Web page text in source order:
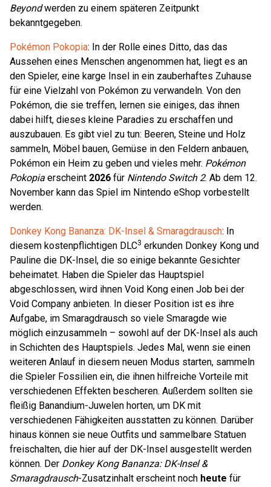
Beyondwerden zu einem späteren Zeitpunkt
bekanntgegeben.
Pokémon Pokopia: In der Rolle eines Ditto, das das
Aussehen eines Menschen angenommen hat, liegt es an
den Spieler, eine karge Insel in ein zauberhaftes Zuhause
für eine Vielzahl von Pokémon zu verwandeln. Von den
Pokémon, die sie treffen, lernen sie einiges, das ihnen
dabei hilft, dieses kleine Paradies zu erschaffen und
auszubauen. Es gibt viel zu tun: Beeren, Steine und Holz
sammeln, Möbel bauen, Gemüse in den Feldern anbauen,
Pokémon ein Heim zu geben und vieles mehr. Pokémon
Pokopia erscheint 2026 für Nintendo Switch 2. Ab dem 12.
November kann das Spiel im Nintendo eShop vorbestellt
werden.
Donkey Kong Bananza: DK-Insel & Smaragdrausch: In
diesem kostenpflichtigen DLC3 erkunden Donkey Kong und
Pauline die DK-Insel, die so einige bekannte Gesichter
beheimatet. Haben die Spieler das Hauptspiel
abgeschlossen, wird ihnen Void Kong einen Job bei der
Void Company anbieten. In dieser Position ist es ihre
Aufgabe, im Smaragdrausch so viele Smaragde wie
möglich einzusammeln – sowohl auf der DK-Insel als auch
in Schichten des Hauptspiels. Jedes Mal, wenn sie einen
weiteren Anlauf in diesem neuen Modus starten, sammeln
die Spieler Fossilien ein, die ihnen hilfreiche Vorteile mit
verschiedenen Effekten bescheren. Außerdem sollten sie
fleißig Banandium-Juwelen horten, um DK mit
verschiedenen Fähigkeiten ausstatten zu können. Darüber
hinaus können sie neue Outfits und sammelbare Statuen
freischalten, die hier auf der DK-Insel ausgestellt werden
können. Der Donkey Kong Bananza: DK-Insel &
Smaragdrausch-Zusatzinhalt erscheint noch heute für